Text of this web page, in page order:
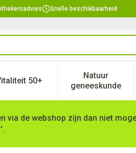
Snelle beschikbaarheid
categorie
vitamines categorie
Zwangerschap en kinderen
50+
Toon submenu voor Vitaliteit
Natuur
geneeskunde
Toon
de webshop zijn dan niet